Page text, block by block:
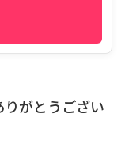
がとうござい